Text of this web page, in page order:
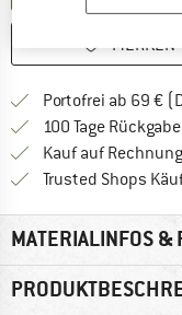
MERKEN
Portofrei ab 69 €
100 Tage
Kauf auf Rechnung
Trusted Shops
MATERIALINFOS &